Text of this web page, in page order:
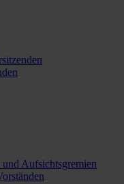
Aufsichtsgremien